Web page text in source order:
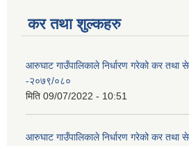
कर तथा शुल्कहरु
आरुघाट गाउँपालिकाले निर्धारण गरेको कर तथा
-२०७९/०८०
मिति 09/07/2022 - 10:51
आरुघाट गाउँपालिकाले निर्धारण गरेको कर तथा